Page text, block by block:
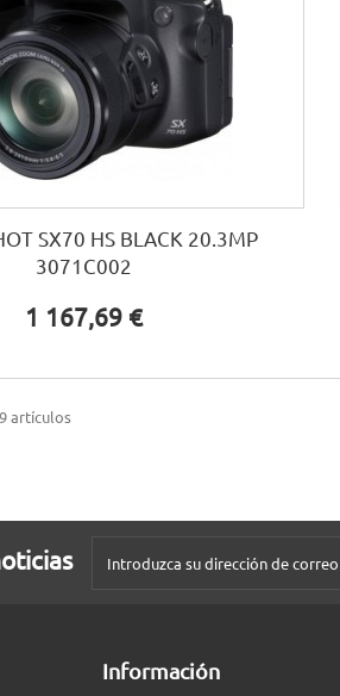
SX70 HS BLACK 20.3MP
3071C002
1 167,69 €
artículos
Información